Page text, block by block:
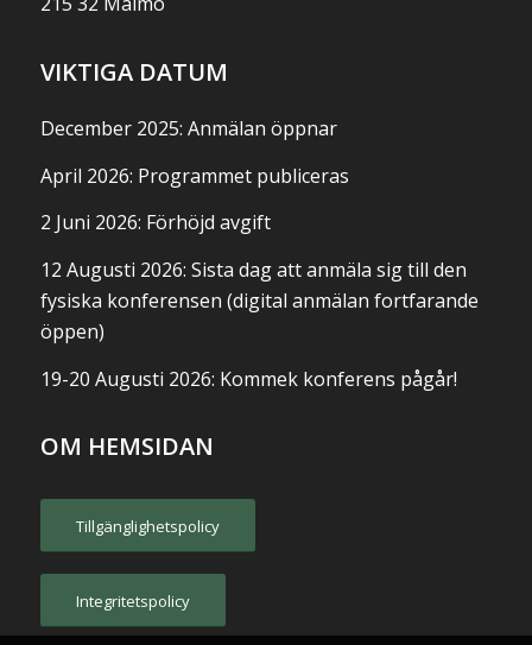
VIKTIGA DATUM
December 2025: Anmälan öppnar
April 2026: Programmet publiceras
2 Juni 2026: Förhöjd avgift
12 Augusti 2026: Sista dag att anmäla sig till den
fysiska konferensen (digital anmälan fortfarande
öppen)
19-20 Augusti 2026: Kommek konferens pågår!
OM HEMSIDAN
Tillgänglighetspolicy
Integritetspolicy